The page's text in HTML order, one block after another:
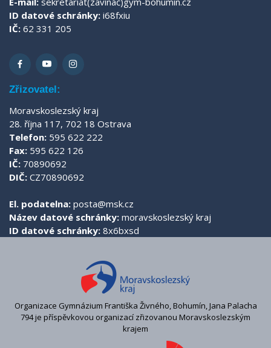
ID datové schránky: i68fxiu
IČ: 62 331 205
Zřizovatel:
Moravskoslezský kraj
28. října 117, 702 18 Ostrava
Telefon: 595 622 222
Fax: 595 622 126
IČ: 70890692
DIČ: CZ70890692
El. podatelna: posta@msk.cz
Název datové schránky: moravskoslezský kraj
ID datové schránky: 8x6bxsd
Organizace Gymnázium Františka Živného, Bohumín, Jana Palacha
794 je příspěvkovou organizací zřizovanou Moravskoslezským
krajem